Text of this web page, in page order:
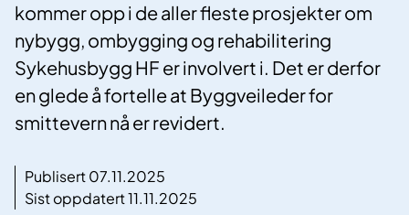
kommer opp i de aller fleste prosjekter om
nybygg, ombygging og rehabilitering
Sykehusbygg HF er involvert i. Det er derfor
en glede å fortelle at Byggveileder for
smittevern nå er revidert.
Publisert 07.11.2025
Sist oppdatert 11.11.2025